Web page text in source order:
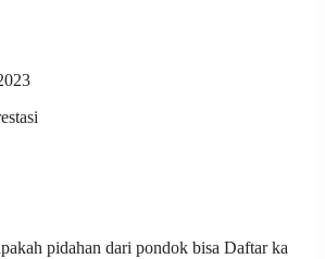
pidahan dari pondok bisa Daftar ka